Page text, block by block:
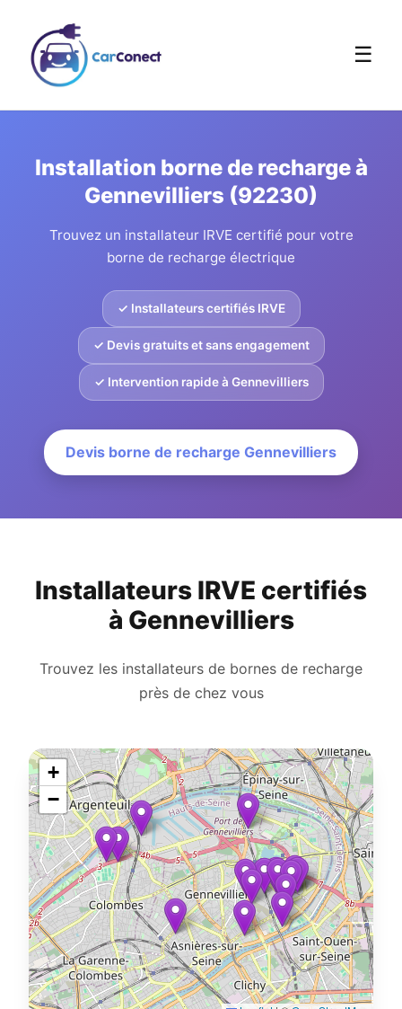
☰
Installation borne de recharge à
Gennevilliers (92230)
Trouvez un installateur IRVE certifié pour votre
borne de recharge électrique
✓ Installateurs certifiés IRVE
✓ Devis gratuits et sans engagement
✓ Intervention rapide à Gennevilliers
Devis borne de recharge Gennevilliers
Installateurs IRVE certifiés
à Gennevilliers
Trouvez les installateurs de bornes de recharge
près de chez vous
+
−